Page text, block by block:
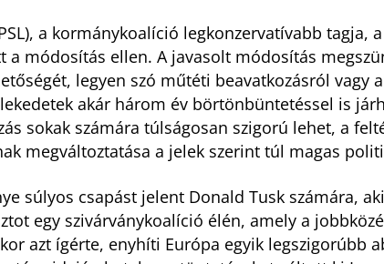
a kormánykoalíció legkonzervatívabb tagja,
a módosítás ellen. A javasolt módosítás
legyen szó műtéti beavatkozásról vagy
akár három év börtönbüntetéssel is
sokak számára túlságosan szigorú lehet, a
megváltoztatása a jelek szerint túl magas
súlyos csapást jelent Donald Tusk számára,
egy szivárványkoalíció élén, amely a
azt ígérte, enyhíti Európa egyik legszigorúbb